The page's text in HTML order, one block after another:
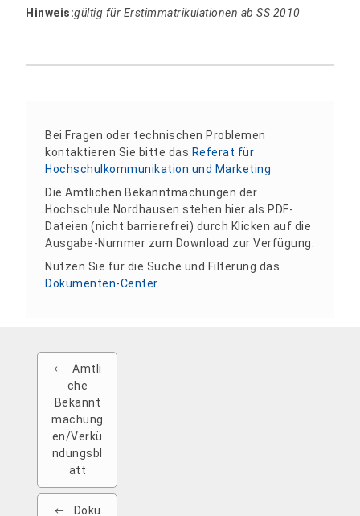
Hinweis:gültig für Erstimmatrikulationen ab SS 2010
Bei Fragen oder technischen Problemen
kontaktieren Sie bitte das Referat für
Hochschulkommunikation und Marketing
Die Amtlichen Bekanntmachungen der
Hochschule Nordhausen stehen hier als PDF-
Dateien (nicht barrierefrei) durch Klicken auf die
Ausgabe-Nummer zum Download zur Verfügung.
Nutzen Sie für die Suche und Filterung das
Dokumenten-Center.
Amtli
che
Bekannt
machung
en/Verkü
ndungsbl
att
Doku